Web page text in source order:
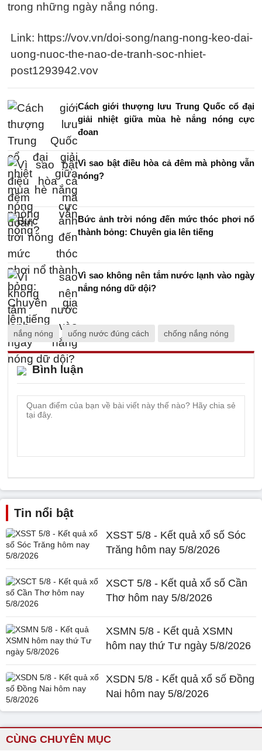
trong những ngày nắng nóng.
Link: https://vov.vn/doi-song/nang-nong-keo-dai-
uong-nuoc-the-nao-de-tranh-soc-nhiet-
post1293942.vov
Cách giới thượng lưu Trung Quốc cổ đại
giải nhiệt giữa mùa hè nắng nóng cực
đoan
Vì sao bật điều hòa cả đêm mà phòng vẫn
nóng?
Bức ảnh trời nóng đến mức thóc phơi nổ
thành bỏng: Chuyên gia lên tiếng
Vì sao không nên tắm nước lạnh vào ngày
nắng nóng dữ dội?
nắng nóng uống nước đúng cách chống nắng nóng
Bình luận
Tin nổi bật
XSST 5/8 - Kết quả xổ số Sóc
Trăng hôm nay 5/8/2026
XSCT 5/8 - Kết quả xổ số Cần
Thơ hôm nay 5/8/2026
XSMN 5/8 - Kết quả XSMN
hôm nay thứ Tư ngày 5/8/2026
XSDN 5/8 - Kết quả xổ số Đồng
Nai hôm nay 5/8/2026
CÙNG CHUYÊN MỤC